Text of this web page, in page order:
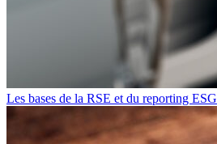
Les bases de la RSE et du reporting ESG